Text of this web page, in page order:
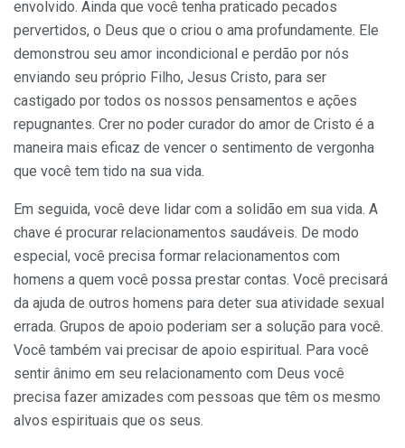
envolvido. Ainda que você tenha praticado pecados
pervertidos, o Deus que o criou o ama pro­fundamente. Ele
demonstrou seu amor incondicional e perdão por nós
enviando seu próprio Filho, Jesus Cristo, para ser
castigado por todos os nossos pensamentos e ações
repugnantes. Crer no poder curador do amor de Cristo é a
maneira mais eficaz de vencer o sentimento de vergonha
que você tem tido na sua vida.
Em seguida, você deve lidar com a solidão em sua vida. A
chave é procurar relacionamentos saudáveis. De modo
especial, você precisa formar relacionamentos com
homens a quem você possa prestar contas. Você precisará
da ajuda de outros homens para deter sua atividade sexual
errada. Grupos de apoio poderiam ser a solução para você.
Você também vai precisar de apoio espiritual. Para você
sentir ânimo em seu relacionamento com Deus você
precisa fazer amizades com pessoas que têm os mesmo
alvos espirituais que os seus.